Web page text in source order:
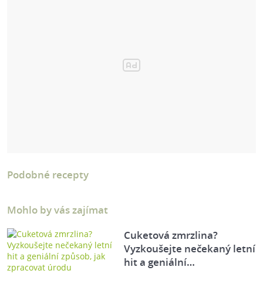
Podobné recepty
Mohlo by vás zajímat
Cuketová zmrzlina?
Vyzkoušejte nečekaný letní
hit a geniální…